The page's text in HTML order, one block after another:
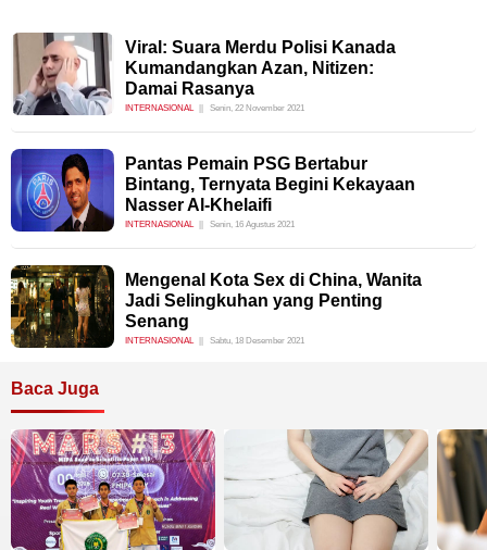
Viral: Suara Merdu Polisi Kanada
Kumandangkan Azan, Nitizen:
Damai Rasanya
INTERNASIONAL Senin, 22 November 2021
Pantas Pemain PSG Bertabur
Bintang, Ternyata Begini Kekayaan
Nasser Al-Khelaifi
INTERNASIONAL Senin, 16 Agustus 2021
Mengenal Kota Sex di China, Wanita
Jadi Selingkuhan yang Penting
Senang
INTERNASIONAL Sabtu, 18 Desember 2021
Baca Juga